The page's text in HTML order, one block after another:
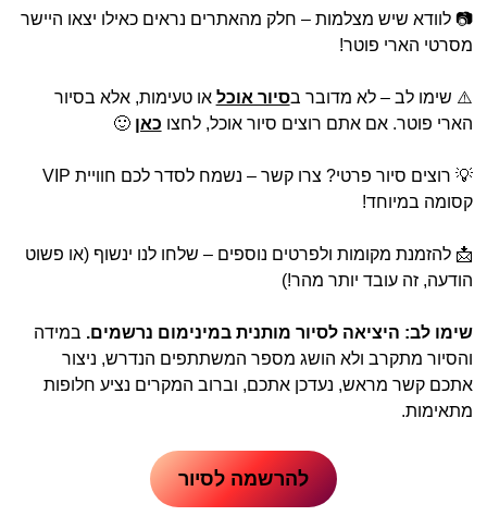
📷 לוודא שיש מצלמות – חלק מהאתרים נראים כאילו יצאו היישר
מסרטי הארי פוטר!
⚠️ שימו לב – לא מדובר בסיור אוכל או טעימות, אלא בסיור
הארי פוטר. אם אתם רוצים סיור אוכל, לחצו כאן 🙂
💡 רוצים סיור פרטי? צרו קשר – נשמח לסדר לכם חוויית VIP
קסומה במיוחד!
📩 להזמנת מקומות ולפרטים נוספים – שלחו לנו ינשוף (או פשוט
הודעה, זה עובד יותר מהר!)
שימו לב: היציאה לסיור מותנית במינימום נרשמים. במידה
והסיור מתקרב ולא הושג מספר המשתתפים הנדרש, ניצור
אתכם קשר מראש, נעדכן אתכם, וברוב המקרים נציע חלופות
מתאימות.
להרשמה לסיור